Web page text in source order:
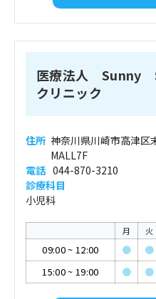
医療法人 Sunny
クリニック
住所 神奈川県川崎市高津
MALL7F
電話 044-870-3210
診療科目
小児科
月 火
09:00~ 12:00 ● ●
15:00~ 19:00 ● ●